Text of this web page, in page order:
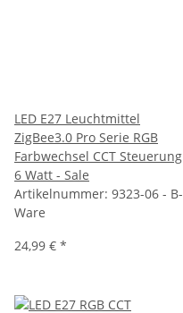
LED E27 Leuchtmittel
ZigBee3.0 Pro Serie RGB
Farbwechsel CCT Steuerung
6 Watt - Sale
Artikelnummer: 9323-06 - B-
Ware
24,99 € *